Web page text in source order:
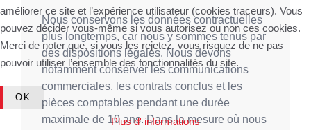
Nous conservons les données contractuelles
plus longtemps, car nous y sommes tenus par
des dispositions légales. Nous devons
notamment conserver les communications
commerciales, les contrats conclus et les
pièces comptables pendant une durée
maximale de 10 ans. Dans la mesure où nous
améliorer ce site et l’expérience utilisateur (cookies traceurs). Vous
pouvez décider vous-même si vous autorisez ou non ces cookies.
Merci de noter que, si vous les rejetez, vous risquez de ne pas
pouvoir utiliser l’ensemble des fonctionnalités du site.
OK
Plus d' informations